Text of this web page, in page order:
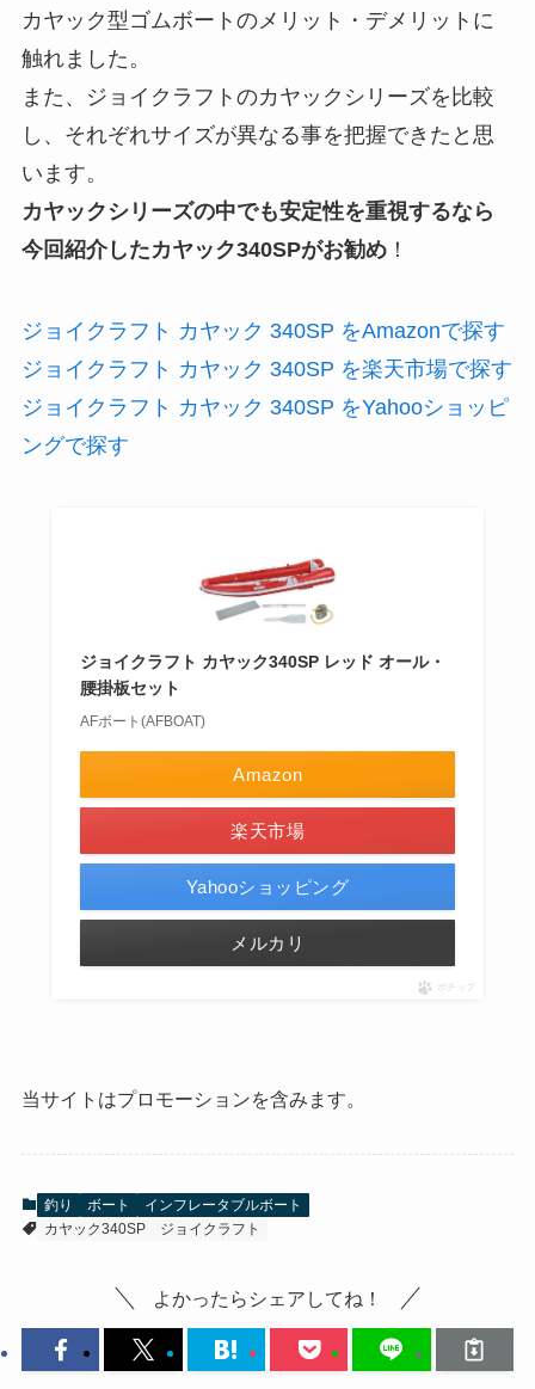
カヤック型ゴムボートのメリット・デメリットに
触れました。
また、ジョイクラフトのカヤックシリーズを比較
し、それぞれサイズが異なる事を把握できたと思
います。
カヤックシリーズの中でも安定性を重視するなら
今回紹介したカヤック340SPがお勧め！
ジョイクラフト カヤック 340SP をAmazonで探す
ジョイクラフト カヤック 340SP を楽天市場で探す
ジョイクラフト カヤック 340SP をYahooショッピ
ングで探す
ジョイクラフト カヤック340SP レッド オール・
腰掛板セット
AFボート(AFBOAT)
Amazon
楽天市場
Yahooショッピング
メルカリ
ポチップ
当サイトはプロモーションを含みます。
釣り ボート
インフレータブルボート
カヤック340SP
ジョイクラフト
よかったらシェアしてね！